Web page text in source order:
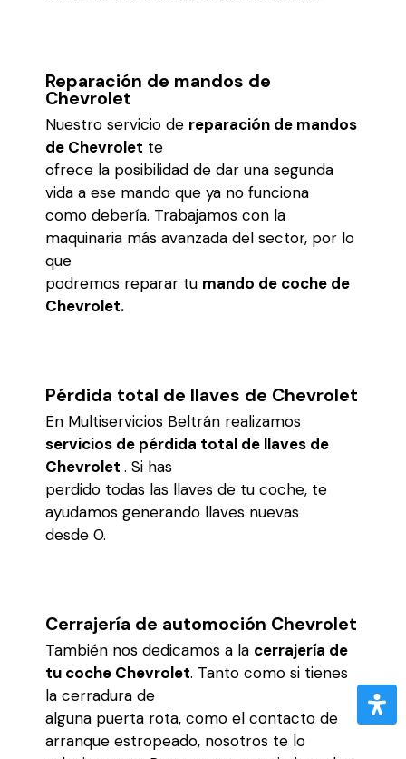
Reparación de mandos de
Chevrolet
Nuestro servicio de reparación de mandos
de Chevrolet te
ofrece la posibilidad de dar una segunda
vida a ese mando que ya no funciona
como debería. Trabajamos con la
maquinaria más avanzada del sector, por lo
que
podremos reparar tu mando de coche de
Chevrolet.
Pérdida total de llaves de Chevrolet
En Multiservicios Beltrán realizamos
servicios de pérdida total de llaves de
Chevrolet . Si has
perdido todas las llaves de tu coche, te
ayudamos generando llaves nuevas
desde 0.
Cerrajería de automoción Chevrolet
También nos dedicamos a la cerrajería de
tu coche Chevrolet. Tanto como si tienes
la cerradura de
alguna puerta rota, como el contacto de
arranque estropeado, nosotros te lo